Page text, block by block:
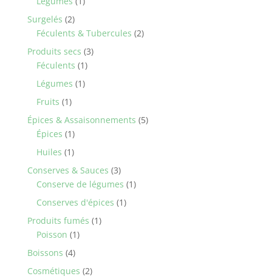
Surgelés 22
products
Féculents & Tubercules 22
Produits secs 33
Féculents 11
product
Légumes 11
Fruits 11
product
Épices & Assaisonnements 55
Épices 11
product
Huiles 11
product
Conserves & Sauces 33
products
Conserve de légumes 11
Conserves d'épices 11
Produits fumés 11
Poisson 11
Boissons 44
products
Cosmétiques 22